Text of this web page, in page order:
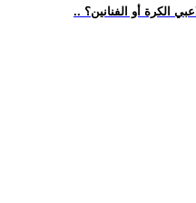
الكرة أو الفنانين؟